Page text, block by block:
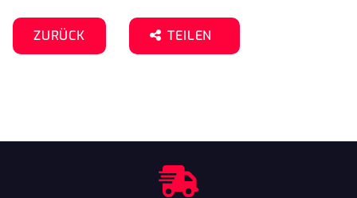
ZURÜCK TEILEN